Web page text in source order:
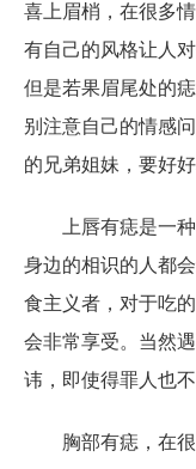
喜上眉梢，在很多
有自己的风格让人
但是若果眉尾处的
别注意自己的情感
的兄弟姐妹，要好
上唇有痣是一种
身边的相识的人都
食主义者，对于吃
会非常享受。当然
讳，即使得罪人也不
胸部有痣，在很